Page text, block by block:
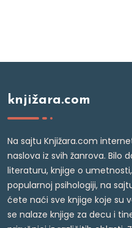
knjižara.com
Na sajtu Knjižara.com
naslova iz svih žanrova. Bilo
literaturu, knjige o
popularnoj psihologiji, na
ćete naći sve knjige koje su
se nalaze knjige za decu i